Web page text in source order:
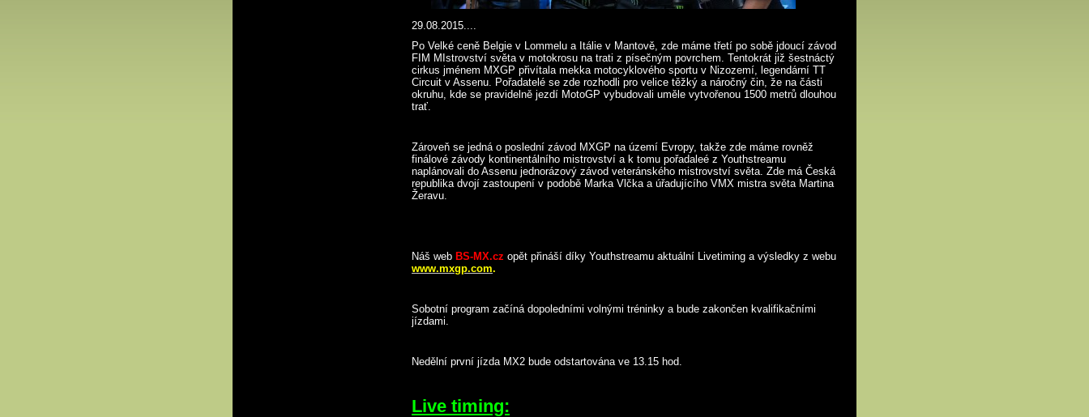
29.08.2015....
Po Velké ceně Belgie v Lommelu a Itálie v Mantově, zde máme třetí po sobě jdoucí závod
FIM MIstrovství světa v motokrosu na trati z písečným povrchem. Tentokrát již šestnáctý
cirkus jménem MXGP přivítala mekka motocyklového sportu v Nizozemí, legendární TT
Circuit v Assenu. Pořadatelé se zde rozhodli pro velice těžký a náročný čin, že na části
okruhu, kde se pravidelně jezdí MotoGP vybudovali uměle vytvořenou 1500 metrů dlouhou
trať.
Zároveň se jedná o poslední závod MXGP na území Evropy, takže zde máme rovněž
finálové závody kontinentálního mistrovství a k tomu pořadaleé z Youthstreamu
naplánovali do Assenu jednorázový závod veteránského mistrovství světa. Zde má Česká
republika dvojí zastoupení v podobě Marka Vlčka a úřadujícího VMX mistra světa Martina
Žeravu.
Náš web BS-MX.cz opět přináší díky Youthstreamu aktuální Livetiming a výsledky z webu
www.mxgp.com.
Sobotní program začíná dopoledními volnými tréninky a bude zakončen kvalifikačními
jízdami.
Nedělní první jízda MX2 bude odstartována ve 13.15 hod.
Live timing: